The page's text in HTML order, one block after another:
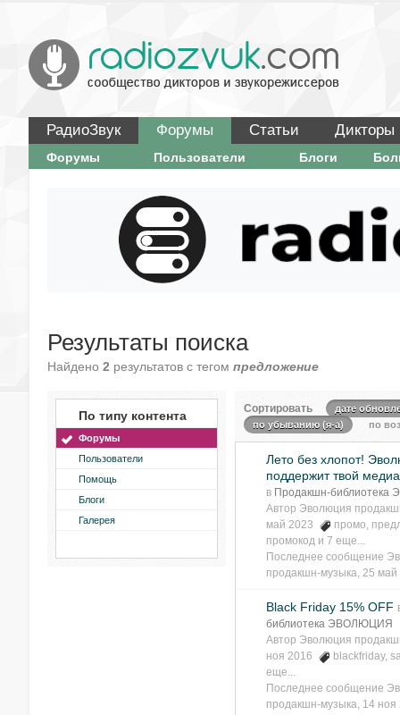
РадиоЗвук Форумы Статьи Дикторы
Форумы Пользователи Блоги
Результаты поиска
Найдено 2 результатов с тегом предложение
По типу контента
Форумы
Пользователи
Помощь
Блоги
Галерея
Сортировать
дате
по убыванию (я-а)
по
Лето без хлопот!
поддержит твой
в Продакшн-
Автор Эволюция
май 2023
промо,
промокод и 7 еще...
Последнее сообщение
продакшн-музыка, 25 май
Black Friday 15% OFF
библиотека ЭВОЛЮЦИЯ
Автор Эволюция
ноя 2016
blackfriday,
еще...
Последнее сообщение
продакшн-музыка, 14 ноя